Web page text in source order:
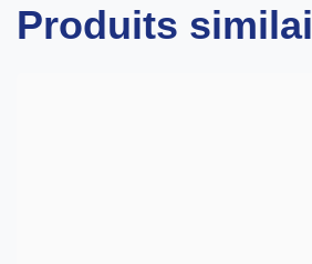
Produits